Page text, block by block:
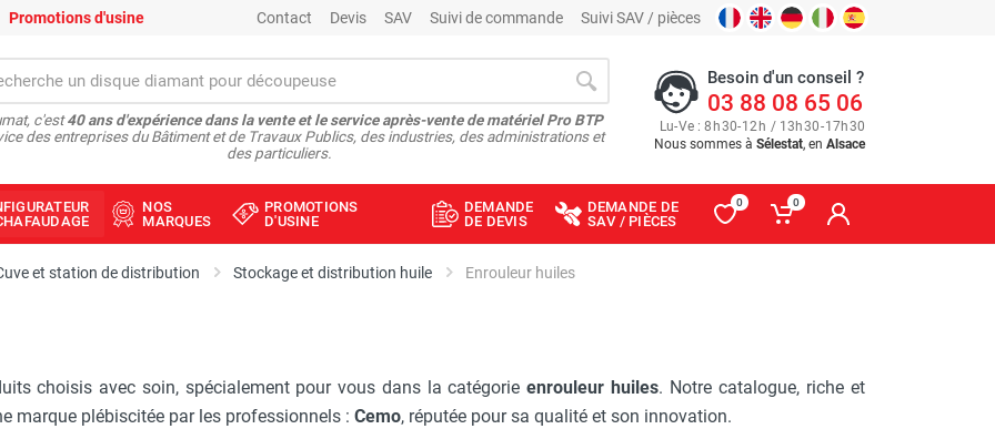
Promotions d'usine Contact Devis SAV Suivi de commande Suivi SAV / pièces
c'est40 ans d'expérience dans la vente et le service après-vente de matériel Pro BTP
des entreprises du Bâtiment et de Travaux Publics, des industries, des administrations et
des particuliers.
Besoin d'un conseil ?
03 88 08 65 06
Lu-Ve : 8h30-12h / 13h30-17h30
Nous sommes à Sélestat, en Alsace
NOS
MARQUES
PROMOTIONS
D'USINE
DEMANDE
DE DEVIS
DEMANDE DE
SAV / PIÈCES
0 0
et station de distribution Stockage et distribution huile Enrouleur huiles
choisis avec soin, spécialement pour vous dans la catégorie enrouleur huiles. Notre catalogue, riche et
marque plébiscitée par les professionnels : Cemo , réputée pour sa qualité et son innovation.